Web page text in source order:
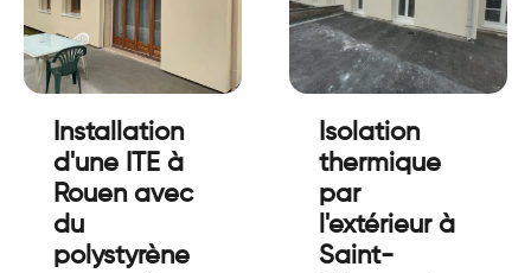
Installation
d'une ITE à
Rouen avec
du
polystyrène
Isolation
thermique
par
l'extérieur à
Saint-